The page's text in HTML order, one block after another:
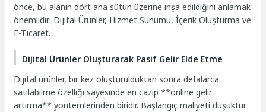
önce, bu alanın dört ana sütun üzerine inşa edildiğini anlamak
önemlidir: Dijital Ürünler, Hizmet Sunumu, İçerik Oluşturma ve
E-Ticaret.
Dijital Ürünler Oluşturarak Pasif Gelir Elde Etme
Dijital ürünler, bir kez oluşturulduktan sonra defalarca
satılabilme özelliği sayesinde en cazip **online gelir
artırma** yöntemlerinden biridir. Başlangıç maliyeti düşüktür